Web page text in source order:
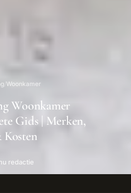
Woonkamer
Woonkamer
Gids | Merken,
redactie